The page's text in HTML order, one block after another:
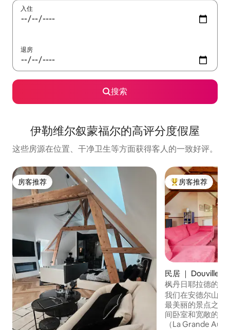
入住
退房
搜索
伊勒维尔叙蒙福尔的高评分度假屋
这些房源在位置、干净卫生等方面获得客人的一致好评。
房客推荐
房客推荐 热门「房客推荐」
房客推荐
民居 ｜ Douville-
枫丹日耶拉德的大
我们在安德尔山谷
最美丽的景点之一
间卧室和宽敞的起
（La Grande